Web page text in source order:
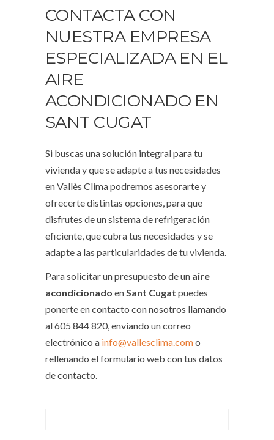
CONTACTA CON
NUESTRA EMPRESA
ESPECIALIZADA EN EL
AIRE
ACONDICIONADO EN
SANT CUGAT
Si buscas una solución integral para tu
vivienda y que se adapte a tus necesidades
en Vallès Clima podremos asesorarte y
ofrecerte distintas opciones, para que
disfrutes de un sistema de refrigeración
eficiente, que cubra tus necesidades y se
adapte a las particularidades de tu vivienda.
Para solicitar un presupuesto de un aire
acondicionado enSant Cugat puedes
ponerte en contacto con nosotros llamando
al 605 844 820, enviando un correo
electrónico a info@vallesclima.como
rellenando el formulario web con tus datos
de contacto.